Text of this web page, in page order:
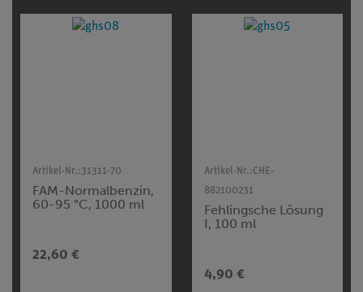
Artikel-Nr.:31311-70
FAM-Normalbenzin,
60-95 °C, 1000 ml
22,60 €
Artikel-Nr.:CHE-
882100231
Fehlingsche Lösung
I, 100 ml
4,90 €